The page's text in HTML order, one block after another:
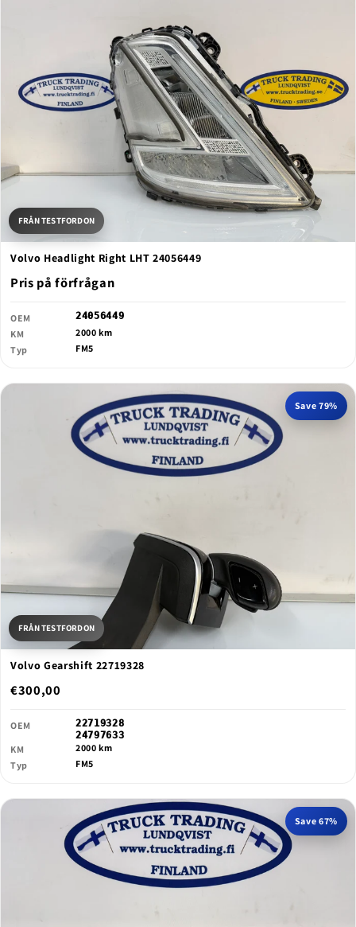
FRÅN TESTFORDON
Volvo Headlight Right LHT 24056449
Pris på förfrågan
OEM 24056449
KM
2000 km
Typ
FM5
Save 79%
FRÅN TESTFORDON
Volvo Gearshift 22719328
€300,00
OEM
22719328
24797633
KM
2000 km
Typ
FM5
Save 67%